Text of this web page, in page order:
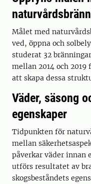
Målet med
ved, öppna och
studerat 32
mellan 2014 och
att skapa dessa
Väder, säsong
egenskaper
Tidpunkten för
mellan
påverkar väder innan
utförs resultatet av
skogsbeståndets